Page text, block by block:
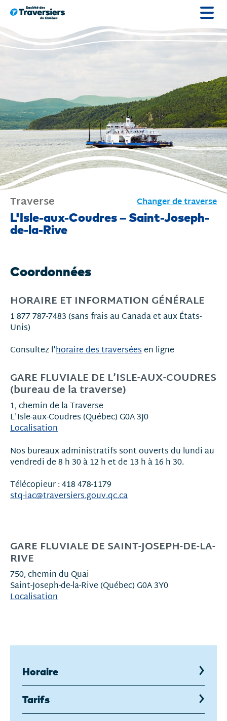
Passer
au
contenu
Traverse Changer de traverse
Traverse
L'Isle-aux-Coudres – Saint-Joseph-
de-la-Rive
Coordonnées
HORAIRE ET INFORMATION GÉNÉRALE
1 877 787-7483 (sans frais au Canada et aux États-
Unis)
Consultez l'horaire des traverséesen ligne
GARE FLUVIALE DE L’ISLE-AUX-COUDRES
(bureau de la traverse)
1, chemin de la Traverse
L'Isle-aux-Coudres (Québec) G0A 3J0
Localisation
Nos bureaux administratifs sont ouverts du lundi au
vendredi de 8 h 30 à 12 h et de 13 h à 16 h 30.
Télécopieur : 418 478-1179
stq-iac@traversiers.gouv.qc.ca
GARE FLUVIALE DE SAINT-JOSEPH-DE-LA-
RIVE
750, chemin du Quai
Saint-Joseph-de-la-Rive (Québec) G0A 3Y0
Localisation
Horaire
Tarifs